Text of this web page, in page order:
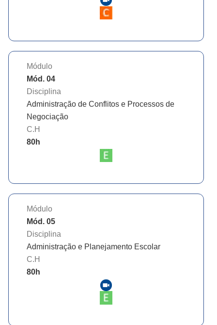
Módulo
Mód. 04
Disciplina
Administração de Conflitos e Processos de
Negociação
C.H
80h
Módulo
Mód. 05
Disciplina
Administração e Planejamento Escolar
C.H
80h